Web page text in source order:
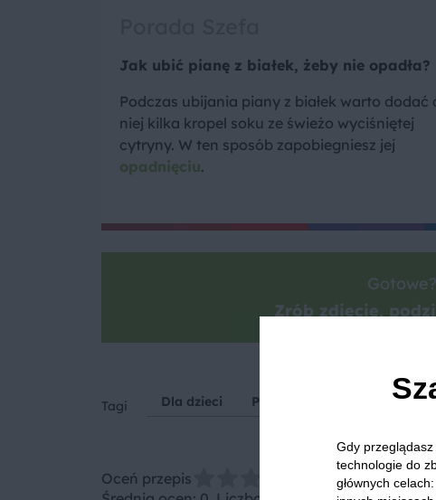
Jak ubić pianę z białek, żeby nie opadła?
Podczas ubijania piany z białek warto dodać
niej kilka kropel soku ze świeżo wyciśniętej
cytryny. W ten sposób zapobiegniesz jej
opadnięciu.
Zrób zdjęcie,
Tagi Dla dzieci Przyjęcia i imprezy
Oceń przepis
Gdy
technologie do
głównych